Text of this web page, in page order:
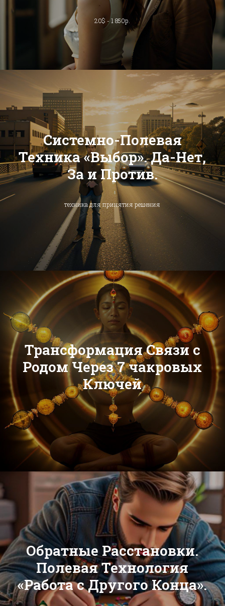
20$ - 1 850р.
Системно-Полевая
Техника «Выбор». Да-Нет,
За и Против.
техника для принятия решения
Трансформация Связи с
Родом Через 7 чакровых
Ключей
Обратные Расстановки.
Полевая Технология
«Работа с Другого Конца».